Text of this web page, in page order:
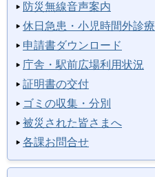
防災無線音声案内
休日急患・小児時間外診療
申請書ダウンロード
庁舎・駅前広場利用状況
証明書の交付
ゴミの収集・分別
被災された皆さまへ
各課お問合せ